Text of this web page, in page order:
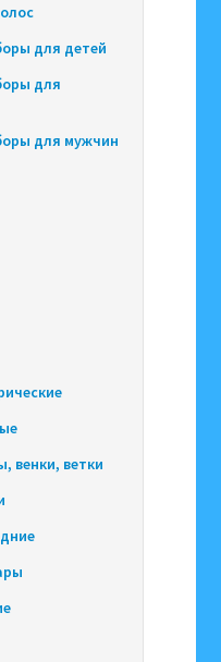
для детей
для
для мужчин
венки, ветки